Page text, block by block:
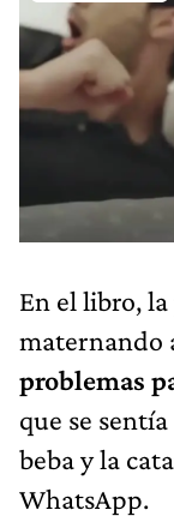
En el libro,
maternando
problemas
que se
beba y la
WhatsApp.